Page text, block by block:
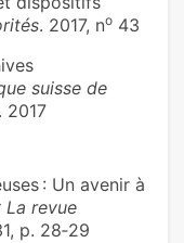
. 2017, no 43
suisse de
. 2017
: Un avenir à
La revue
p. 28‑29